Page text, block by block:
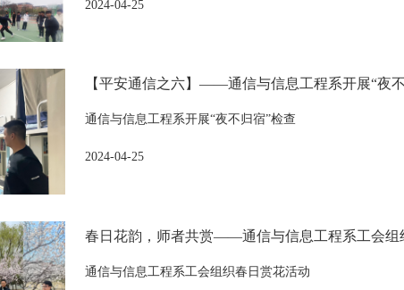
2024-04-25
【平安通信之六】——通信与信息工程系开展“夜
通信与信息工程系开展“夜不归宿”检查
2024-04-25
春日花韵，师者共赏——通信与信息工程系工会组
通信与信息工程系工会组织春日赏花活动